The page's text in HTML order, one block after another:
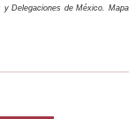
Delegaciones de México. Mapa